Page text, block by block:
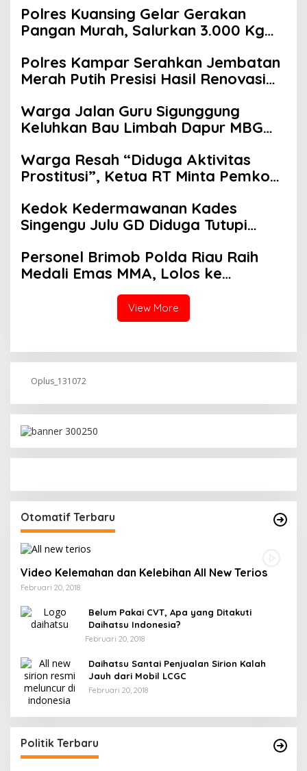
Polres Kuansing Gelar Gerakan
Pangan Murah, Salurkan 3.000 Kg
Polres Kampar Serahkan Jembatan
Merah Putih Presisi Hasil Renovasi
Warga Jalan Guru Sigunggung
Keluhkan Bau Limbah Dapur MBG
Warga Resah “Diduga Aktivitas
Prostitusi”, Ketua RT Minta Pemko
Aktivitas Z Homestay di Jalan
Tanjung Datuk
Kedok Kedermawanan Kades
Singengu Julu GD Diduga Tutupi
Personel Brimob Polda Riau Raih
Medali Emas MMA, Lolos ke
View More
Oplus_131072
Otomatif Terbaru
Video Kelemahan dan Kelebihan All New Terios
Februari 20, 2018
Belum Pakai CVT, Apa yang Ditakuti
Daihatsu Indonesia?
Februari 20, 2018
Daihatsu Santai Penjualan Sirion Kalah
Jauh dari Mobil LCGC
Februari 20, 2018
Politik Terbaru